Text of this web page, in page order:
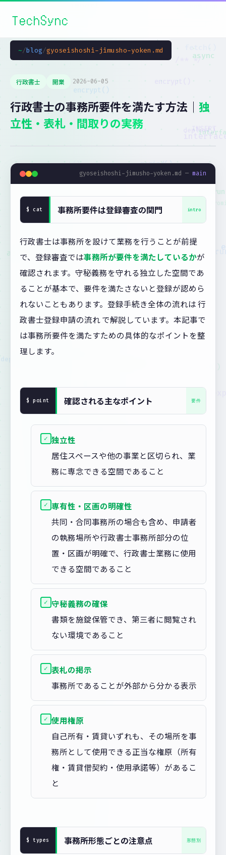
TechSync
~/blog/gyoseishoshi-jimusho-yoken.md
行政書士 開業 2026-06-05
行政書士の事務所要件を満たす方法｜ 独
立性・表札・間取りの実務
gyoseishoshi-jimusho-yoken.md — main
事務所要件は登録審査の関門
行政書士は事務所を設けて業務を行うことが前提
で、登録審査では事務所が要件を満たしているかが
確認されます。守秘義務を守れる独立した空間であ
ることが基本で、要件を満たさないと登録が認めら
れないこともあります。登録手続き全体の流れは 行
政書士登録申請の流れ で解説しています。本記事で
は事務所要件を満たすための具体的なポイントを整
理します。
確認される主なポイント
✓ 独立性
居住スペースや他の事業と区切られ、業
務に専念できる空間であること
✓ 専有性・区画の明確性
共同・合同事務所の場合も含め、申請者
の執務場所や行政書士事務所部分の位
置・区画が明確で、行政書士業務に使用
できる空間であること
✓ 守秘義務の確保
書類を施錠保管でき、第三者に閲覧され
ない環境であること
✓ 表札の掲示
事務所であることが外部から分かる表示
✓ 使用権原
自己所有・賃貸いずれも、その場所を事
務所として使用できる正当な権原（所有
権・賃貸借契約・使用承諾等）があるこ
と
事務所形態ごとの注意点